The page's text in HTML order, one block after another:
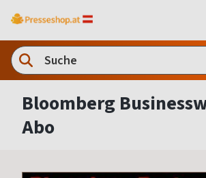
Bloomberg
Abo